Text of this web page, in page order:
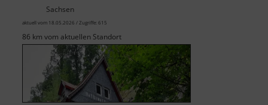
Fähre
Sachsen
aktuell vom 18.05.2026 / Zugriffe: 615
86 km vom aktuellen Standort